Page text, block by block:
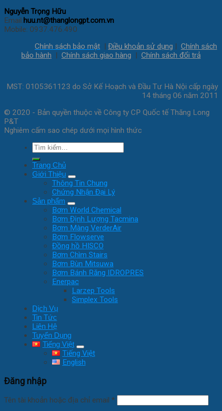
Nguyễn Trọng Hữu
Email:huu.nt@thanglongpt.com.vn
Mobile: 0937.476.490
Chính sách bảo mật | Điều khoản sử dụng | Chính sách
bảo hành | Chính sách giao hàng | Chính sách đổi trả
MST: 0105361123 do Sở Kế Hoạch và Đầu Tư Hà Nội cấp ngày
14 tháng 06 năm 2011
© 2020 - Bản quyền thuộc về Công ty CP Quốc tế Thăng Long
P&T
Nghiêm cấm sao chép dưới mọi hình thức
Tìm
kiếm:
Trang Chủ
Giới Thiệu
Thông Tin Chung
Chứng Nhận Đại Lý
Sản phẩm
Bơm World Chemical
Bơm Định Lượng Tacmina
Bơm Màng VerderAir
Bơm Flowserve
Đồng hồ HISCO
Bơm Chìm Stairs
Bơm Bùn Mitsuwa
Bơm Bánh Răng IDROPRES
Enerpac
Larzep Tools
Simplex Tools
Dịch Vụ
Tin Tức
Liên Hệ
Tuyển Dụng
Tiếng Việt
Tiếng Việt
English
Đăng nhập
Tên tài khoản hoặc địa chỉ email *